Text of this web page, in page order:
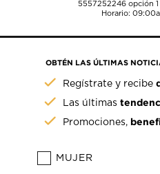
5557252246opción 1
Horario:
OBTÉN LAS ÚLTIMAS
Regístrate y recibe
Las últimas
Promociones,
MUJER